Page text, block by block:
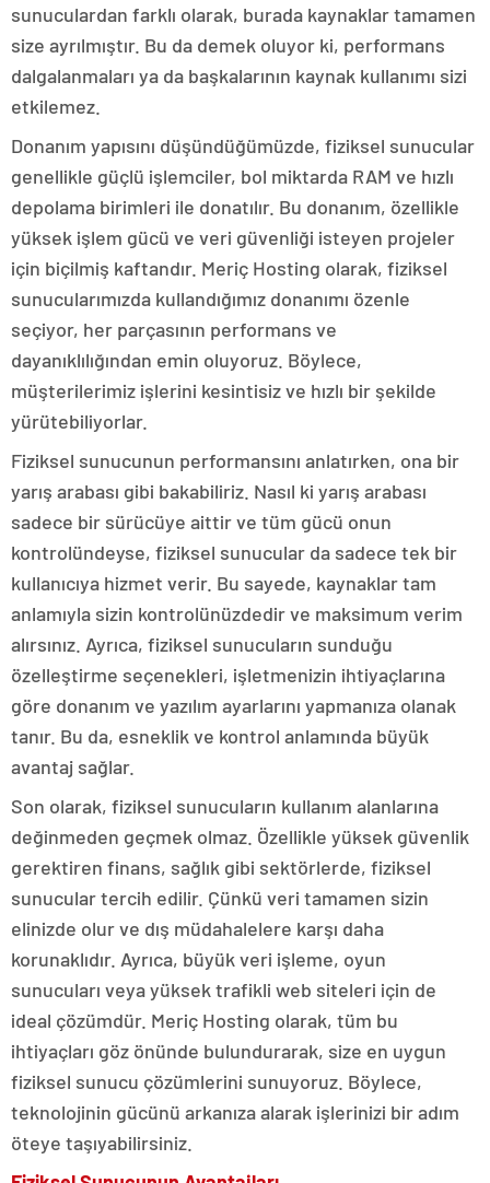
sunuculardan farklı olarak, burada kaynaklar tamamen
size ayrılmıştır. Bu da demek oluyor ki, performans
dalgalanmaları ya da başkalarının kaynak kullanımı sizi
etkilemez.
Donanım yapısını düşündüğümüzde, fiziksel sunucular
genellikle güçlü işlemciler, bol miktarda RAM ve hızlı
depolama birimleri ile donatılır. Bu donanım, özellikle
yüksek işlem gücü ve veri güvenliği isteyen projeler
için biçilmiş kaftandır. Meriç Hosting olarak, fiziksel
sunucularımızda kullandığımız donanımı özenle
seçiyor, her parçasının performans ve
dayanıklılığından emin oluyoruz. Böylece,
müşterilerimiz işlerini kesintisiz ve hızlı bir şekilde
yürütebiliyorlar.
Fiziksel sunucunun performansını anlatırken, ona bir
yarış arabası gibi bakabiliriz. Nasıl ki yarış arabası
sadece bir sürücüye aittir ve tüm gücü onun
kontrolündeyse, fiziksel sunucular da sadece tek bir
kullanıcıya hizmet verir. Bu sayede, kaynaklar tam
anlamıyla sizin kontrolünüzdedir ve maksimum verim
alırsınız. Ayrıca, fiziksel sunucuların sunduğu
özelleştirme seçenekleri, işletmenizin ihtiyaçlarına
göre donanım ve yazılım ayarlarını yapmanıza olanak
tanır. Bu da, esneklik ve kontrol anlamında büyük
avantaj sağlar.
Son olarak, fiziksel sunucuların kullanım alanlarına
değinmeden geçmek olmaz. Özellikle yüksek güvenlik
gerektiren finans, sağlık gibi sektörlerde, fiziksel
sunucular tercih edilir. Çünkü veri tamamen sizin
elinizde olur ve dış müdahalelere karşı daha
korunaklıdır. Ayrıca, büyük veri işleme, oyun
sunucuları veya yüksek trafikli web siteleri için de
ideal çözümdür. Meriç Hosting olarak, tüm bu
ihtiyaçları göz önünde bulundurarak, size en uygun
fiziksel sunucu çözümlerini sunuyoruz. Böylece,
teknolojinin gücünü arkanıza alarak işlerinizi bir adım
öteye taşıyabilirsiniz.